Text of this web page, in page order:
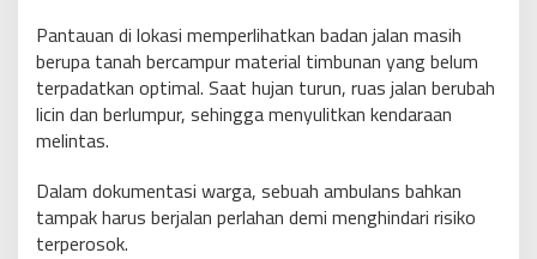
Pantauan di lokasi memperlihatkan badan jalan masih
berupa tanah bercampur material timbunan yang belum
terpadatkan optimal. Saat hujan turun, ruas jalan berubah
licin dan berlumpur, sehingga menyulitkan kendaraan
melintas.
Dalam dokumentasi warga, sebuah ambulans bahkan
tampak harus berjalan perlahan demi menghindari risiko
terperosok.